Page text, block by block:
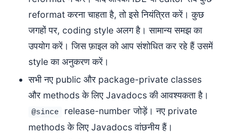
reformat करना चाहता है, तो इसे नियंत्रित करें। कुछ
जगहों पर, coding style अलग है। सामान्य समझ का
उपयोग करें। जिस फ़ाइल को आप संशोधित कर रहे हैं उसमें
style का अनुकरण करें।
सभी नए public और package-private classes
और methods के लिए Javadocs की आवश्यकता है।
@since
release-number जोड़ें। नए private
methods के लिए Javadocs वांछनीय हैं।